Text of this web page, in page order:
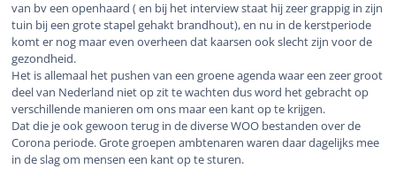
van bv een openhaard ( en bij het interview staat hij zeer grappig in zijn
tuin bij een grote stapel gehakt brandhout), en nu in de kerstperiode
komt er nog maar even overheen dat kaarsen ook slecht zijn voor de
gezondheid.
Het is allemaal het pushen van een groene agenda waar een zeer groot
deel van Nederland niet op zit te wachten dus word het gebracht op
verschillende manieren om ons maar een kant op te krijgen.
Dat die je ook gewoon terug in de diverse WOO bestanden over de
Corona periode. Grote groepen ambtenaren waren daar dagelijks mee
in de slag om mensen een kant op te sturen.